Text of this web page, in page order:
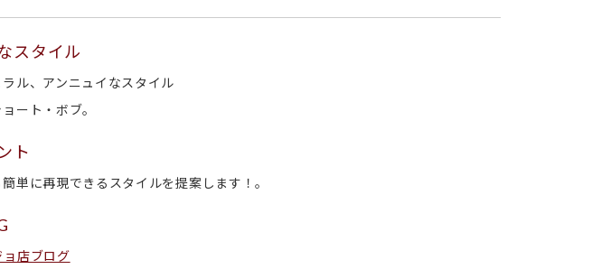
スタイル
ラル、アンニュイなスタイル
ート・ボブ。
ト
単に再現できるスタイルを提案します！。
ョ店ブログ